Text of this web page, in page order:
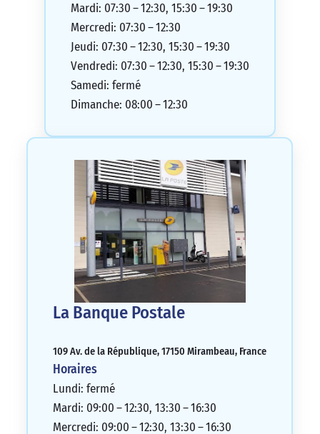
Mardi: 07:30 – 12:30, 15:30 – 19:30
Mercredi: 07:30 – 12:30
Jeudi: 07:30 – 12:30, 15:30 – 19:30
Vendredi: 07:30 – 12:30, 15:30 – 19:30
Samedi: fermé
Dimanche: 08:00 – 12:30
La Banque Postale
109 Av. de la République, 17150 Mirambeau, France
Horaires
Lundi: fermé
Mardi: 09:00 – 12:30, 13:30 – 16:30
Mercredi: 09:00 – 12:30, 13:30 – 16:30